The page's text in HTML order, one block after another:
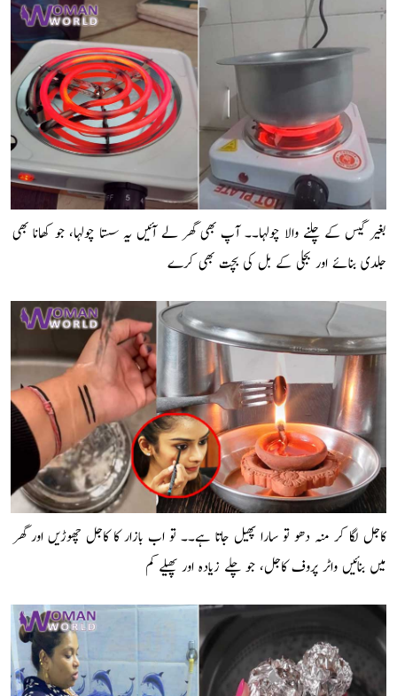
بغیر گیس کے چلنے والا چولہا۔۔ آپ بھی گھر لے آئیں یہ سستا چولہا، جو کھانا بھی
جلدی بنائے اور بجلی کے بل کی بچت بھی کرے
کاجل لگا کر منہ دھو تو سارا پھیل جاتا ہے۔۔ تو اب بازار کا کاجل چھوڑیں اور گھر
میں بنائیں واٹر پروف کاجل، جو چلے زیادہ اور پھیلے کم